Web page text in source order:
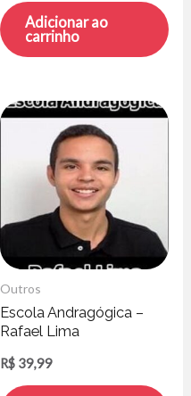
Adicionar ao
carrinho
Outros
Escola Andragógica –
Rafael Lima
R$ 39,99